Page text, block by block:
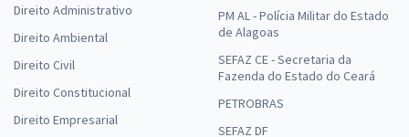
Direito Administrativo
Direito Ambiental
Direito Civil
Direito Constitucional
Direito Empresarial
PM AL - Polícia Militar do Estado
de Alagoas
SEFAZ CE - Secretaria da
Fazenda do Estado do Ceará
PETROBRAS
SEFAZ DF